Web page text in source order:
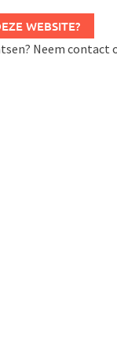
WEBSITE?
Neem contact